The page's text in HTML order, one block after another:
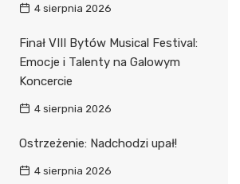
4 sierpnia 2026
Finał VIII Bytów Musical Festival:
Emocje i Talenty na Galowym
Koncercie
4 sierpnia 2026
Ostrzeżenie: Nadchodzi upał!
4 sierpnia 2026